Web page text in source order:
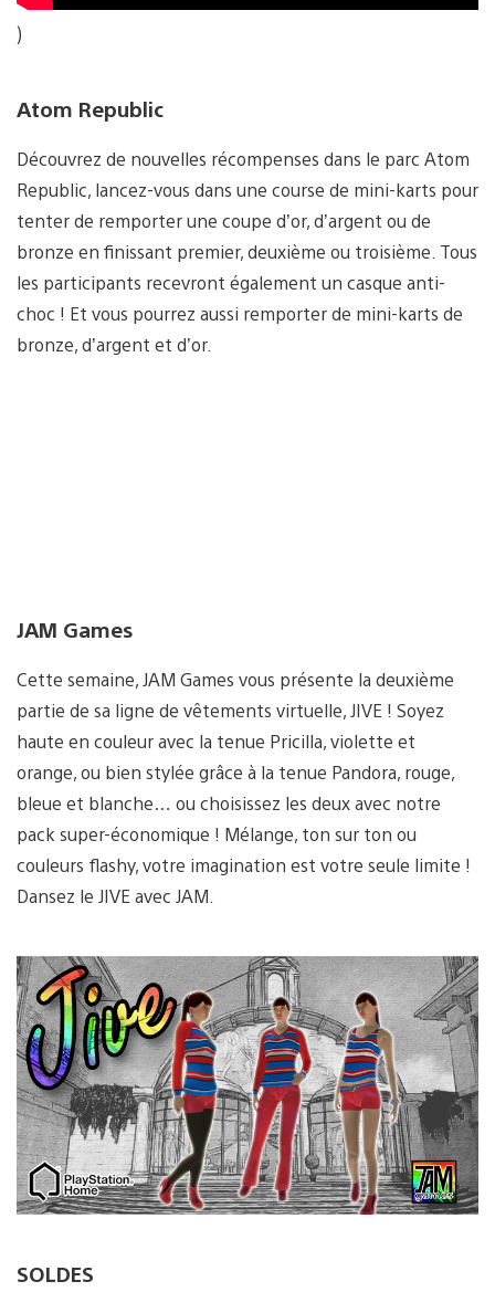
)
Atom Republic
Découvrez de nouvelles récompenses dans le parc Atom
Republic, lancez-vous dans une course de mini-karts pour
tenter de remporter une coupe d’or, d’argent ou de
bronze en finissant premier, deuxième ou troisième. Tous
les participants recevront également un casque anti-
choc ! Et vous pourrez aussi remporter de mini-karts de
bronze, d’argent et d’or.
JAM Games
Cette semaine, JAM Games vous présente la deuxième
partie de sa ligne de vêtements virtuelle, JIVE ! Soyez
haute en couleur avec la tenue Pricilla, violette et
orange, ou bien stylée grâce à la tenue Pandora, rouge,
bleue et blanche… ou choisissez les deux avec notre
pack super-économique ! Mélange, ton sur ton ou
couleurs flashy, votre imagination est votre seule limite !
Dansez le JIVE avec JAM.
SOLDES